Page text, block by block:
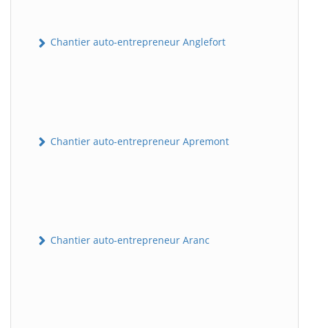
Chantier auto-entrepreneur Anglefort
Chantier auto-entrepreneur Apremont
Chantier auto-entrepreneur Aranc